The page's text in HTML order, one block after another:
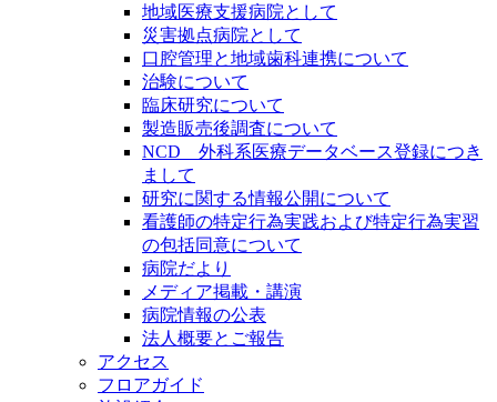
地域医療支援病院として
災害拠点病院として
口腔管理と地域歯科連携について
治験について
臨床研究について
製造販売後調査について
NCD 外科系医療データベース登録につき
まして
研究に関する情報公開について
看護師の特定行為実践および特定行為実習
の包括同意について
病院だより
メディア掲載・講演
病院情報の公表
法人概要とご報告
アクセス
フロアガイド